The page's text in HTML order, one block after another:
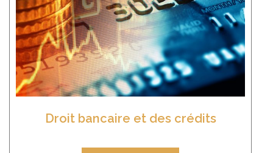
Droit bancaire et des crédits